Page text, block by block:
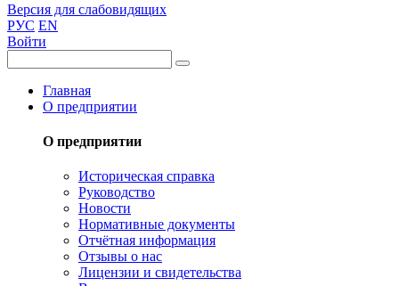
Версия для слабовидящих
РУС EN
Войти
Главная
О предприятии
О предприятии
Историческая справка
Руководство
Новости
Нормативные документы
Отчётная информация
Отзывы о нас
Лицензии и свидетельства